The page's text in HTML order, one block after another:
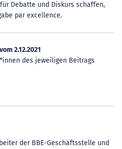
Debatte und Diskurs schaffen,
par excellence.
2.12.2021
des jeweiligen Beitrags
der BBE-Geschäftsstelle und